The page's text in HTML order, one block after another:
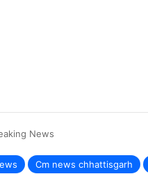
News
Cm news chhattisgarh